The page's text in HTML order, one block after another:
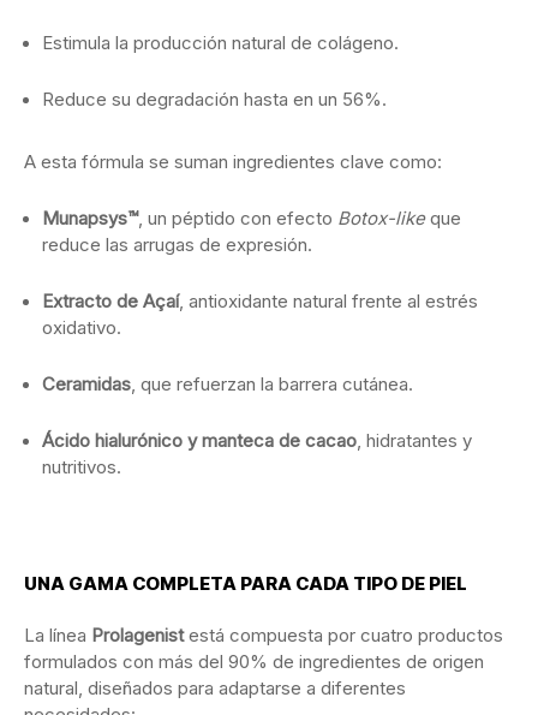
Estimula la producción natural de colágeno.
Reduce su degradación hasta en un 56%.
A esta fórmula se suman ingredientes clave como:
Munapsys™, un péptido con efecto Botox-like que
reduce las arrugas de expresión.
Extracto de Açaí, antioxidante natural frente al estrés
oxidativo.
Ceramidas, que refuerzan la barrera cutánea.
Ácido hialurónico ymanteca de cacao, hidratantes y
nutritivos.
UNA GAMA COMPLETA PARA CADA TIPO DE PIEL
La línea Prolagenist está compuesta por cuatro productos
formulados con más del 90% de ingredientes de origen
natural, diseñados para adaptarse a diferentes